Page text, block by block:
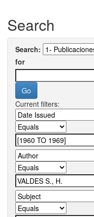
Search
Search:
for
Current filters: